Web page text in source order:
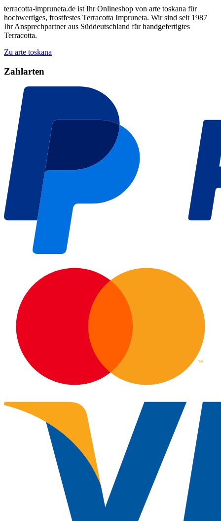
terracotta-impruneta.de ist Ihr Onlineshop von arte toskana für
hochwertiges, frostfestes Terracotta Impruneta. Wir sind seit 1987
Ihr Ansprechpartner aus Süddeutschland für handgefertigtes
Terracotta.
Zu arte toskana
Zahlarten